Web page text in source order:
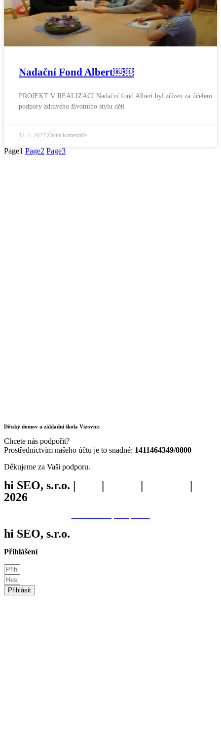
Nadační Fond Albert￼￼
PROJEKT V REALIZACI Nadační fond Albert byl zřízen za účelem
podpory zdravého životního stylu dětí
12. 3. 2022 Žádné komentáře
Page1 Page2 Page3
Dětský domov a základní škola Vizovice
Chcete nás podpořit?
Prostřednictvím našeho účtu je to snadné: 1411464349/0800
Děkujeme za Vaši podporu.
hi SEO, s.r.o. | | |
|
2026
hi SEO, s.r.o.
Přihlášení
Přihlásit